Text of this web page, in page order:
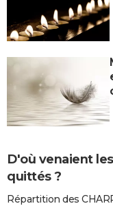
D'où venaient
quittés ?
Répartition des